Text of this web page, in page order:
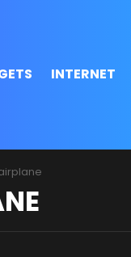
INTERNET